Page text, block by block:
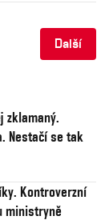
Další
zklamaný.
Nestačí se tak
Kontroverzní
ministryně